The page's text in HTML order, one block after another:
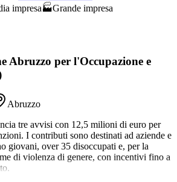
impresa🏭Grande impresa
Abruzzo per l'Occupazione e
Abruzzo
tre avvisi con 12,5 milioni di euro per
I contributi sono destinati ad aziende e
giovani, over 35 disoccupati e, per la
di violenza di genere, con incentivi fino a